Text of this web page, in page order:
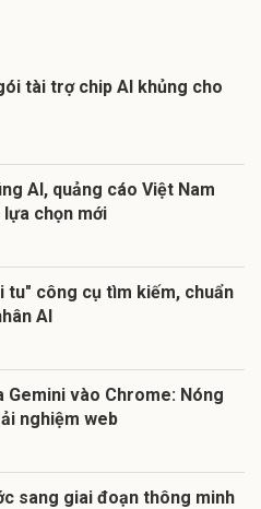
tài trợ chip AI khủng cho
AI, quảng cáo Việt Nam
chọn mới
tu" công cụ tìm kiếm, chuẩn
AI
Gemini vào Chrome: Nóng
nghiệm web
sang giai đoạn thông minh